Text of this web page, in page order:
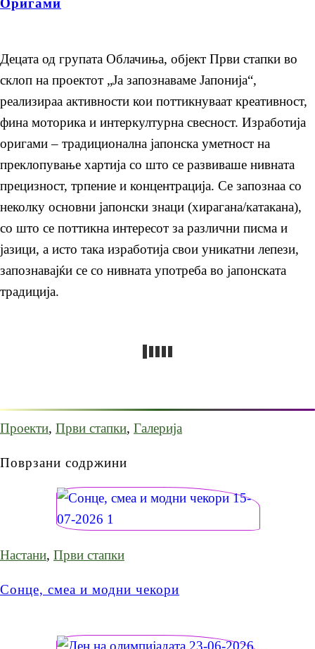
Оригами
Децата од групата Облачиња, објект Први стапки во
склоп на проектот „Ја запознаваме Јапонија“,
реализираа активности кои поттикнуваат креативност,
фина моторика и интеркултурна свесност. Изработија
оригами – традиционална јапонска уметност на
преклопување хартија со што се развиваше нивната
прецизност, трпение и концентрација. Се запознаа со
неколку основни јапонски знаци (хирагана/катакана),
со што се поттикна интересот за различни писма и
јазици, а исто така изработија свои уникатни лепези,
запознавајќи се со нивната употреба во јапонската
традиција.
Проекти, Први стапки, Галерија
Поврзани содржини
Настани, Први стапки
Сонце, смеа и модни чекори